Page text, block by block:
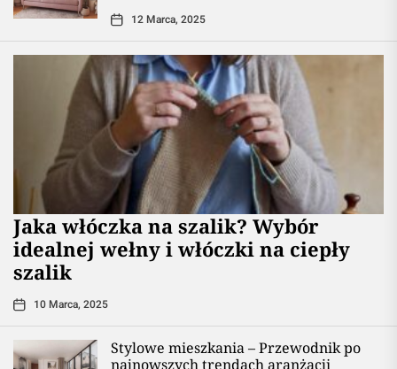
12 Marca, 2025
Jaka włóczka na szalik? Wybór
idealnej wełny i włóczki na ciepły
szalik
10 Marca, 2025
Stylowe mieszkania – Przewodnik po
najnowszych trendach aranżacji